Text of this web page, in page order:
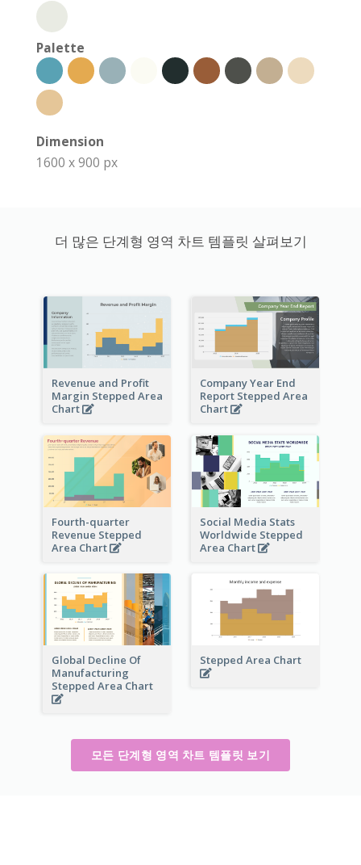
Palette
Dimension
1600 x 900 px
더 많은 단계형 영역 차트 템플릿 살펴보기
Revenue and Profit
Margin Stepped Area
Chart
Company Year End
Report Stepped Area
Chart
Fourth-quarter
Revenue Stepped
Area Chart
Social Media Stats
Worldwide Stepped
Area Chart
Global Decline Of
Manufacturing
Stepped Area Chart
Stepped Area Chart
모든 단계형 영역 차트 템플릿 보기